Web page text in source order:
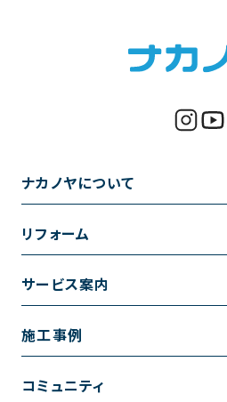
ナカノヤについて
事業内容
採用情報
リフォーム
トイレのリフォーム
キッチンのリフォーム
サービス案内
サービスの流れ
施工事例
施工事例一覧
コミュニティ